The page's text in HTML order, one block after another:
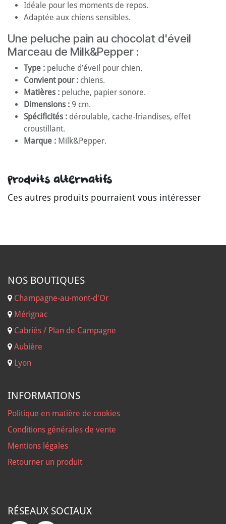
Idéale pour les moments de repos.
Adaptée aux chiens sensibles.
Une peluche pain au chocolat d'éveil
Marceau de Milk&Pepper :
Type : peluche d’éveil pour chien.
Convient pour : chiens.
Matières : peluche, papier sonore.
Dimensions : 9 cm.
Spécificités : déroulable, cache-friandises, effet
croustillant.
Marque : Milk&Pepper.
Produits alternatifs
Ces autres produits pourraient vous intéresser
NOS BOUTIQUES
Champagne-au-mont-d'Or
Mérignac
Cabriès / Plan de Campagne
Aubière
Lyon
INFORMATIONS
Politique en matière de cookies
Conditions générales de vente
Mentions légales
Retourner un produit
RÉSEAUX SOCIAUX